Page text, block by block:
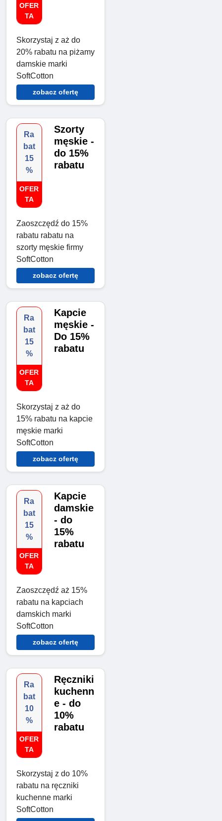
OFER
TA
Skorzystaj z aż do
20% rabatu na piżamy
damskie marki
SoftCotton
zobacz ofertę
Ra
bat
15
%
OFER
TA
Szorty
męskie -
do 15%
rabatu
Zaoszczędź do 15%
rabatu rabatu na
szorty męskie firmy
SoftCotton
zobacz ofertę
Ra
bat
15
%
OFER
TA
Kapcie
męskie -
Do 15%
rabatu
Skorzystaj z aż do
15% rabatu na kapcie
męskie marki
SoftCotton
zobacz ofertę
Ra
bat
15
%
OFER
TA
Kapcie
damskie
- do
15%
rabatu
Zaoszczędź aż 15%
rabatu na kapciach
damskich marki
SoftCotton
zobacz ofertę
Ra
bat
10
%
OFER
TA
Ręczniki
kuchenn
e - do
10%
rabatu
Skorzystaj z do 10%
rabatu na ręczniki
kuchenne marki
SoftCotton